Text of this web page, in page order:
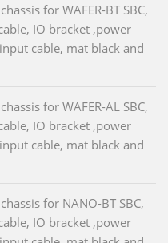
for WAFER-BT SBC,
IO bracket ,power
cable, mat black and
for WAFER-AL SBC,
IO bracket ,power
cable, mat black and
for NANO-BT SBC,
IO bracket ,power